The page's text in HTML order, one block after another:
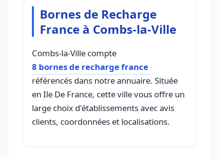
Bornes de Recharge
France à Combs-la-Ville
Combs-la-Ville compte
8 bornes de recharge france
référencés dans notre annuaire. Située
en Ile De France, cette ville vous offre un
large choix d'établissements avec avis
clients, coordonnées et localisations.